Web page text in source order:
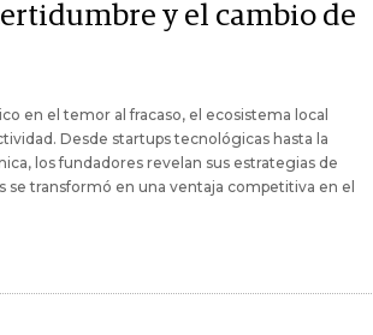
y el cambio de
en el temor al fracaso, el ecosistema local
Desde startups tecnológicas hasta la
los fundadores revelan sus estrategias de
se transformó en una ventaja competitiva en el